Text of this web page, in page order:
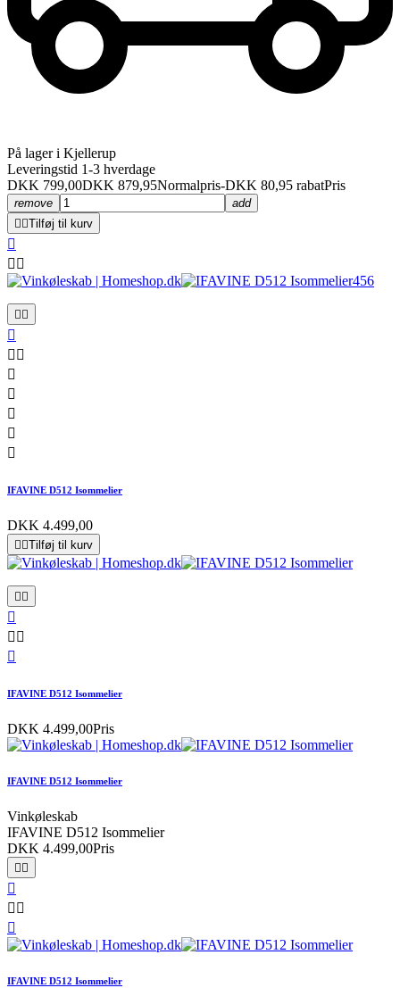
På lager i Kjellerup
Leveringstid 1-3 hverdage
DKK 799,00DKK 879,95Normalpris-DKK 80,95 rabatPris
remove
add
 Tilføj til kurv

 
 

 





IFAVINE D512 Isommelier
DKK 4.499,00
 Tilføj til kurv
 

 

IFAVINE D512 Isommelier
DKK 4.499,00Pris
IFAVINE D512 Isommelier
Vinkøleskab
IFAVINE D512 Isommelier
DKK 4.499,00Pris
 

 

IFAVINE D512 Isommelier